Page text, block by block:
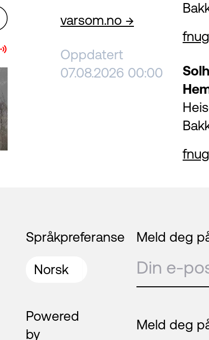
varsom.no →
Oppdatert
07.08.2026 00:00
Språkpreferanse
Powered
by
Meld deg
E-post
Meld deg